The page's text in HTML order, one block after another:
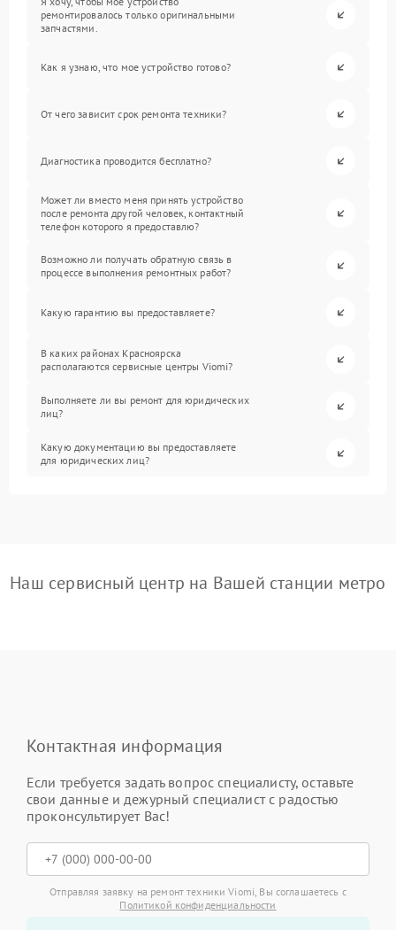
ремонтировалось только оригинальными
запчастями.
Как я узнаю, что мое устройство готово?
От чего зависит срок ремонта техники?
Диагностика проводится бесплатно?
Может ли вместо меня принять устройство
после ремонта другой человек, контактный
телефон которого я предоставлю?
Возможно ли получать обратную связь в
процессе выполнения ремонтных работ?
Какую гарантию вы предоставляете?
В каких районах Красноярска
располагаются сервисные центры Viomi?
Выполняете ли вы ремонт для юридических
лиц?
Какую документацию вы предоставляете
для юридических лиц?
Наш сервисный центр на Вашей станции метро
Контактная информация
Если требуется задать вопрос специалисту, оставьте
свои данные и дежурный специалист с радостью
проконсультирует Вас!
Отправляя заявку на ремонт техники Viomi, Вы соглашаетесь с
Политикой конфиденциальности